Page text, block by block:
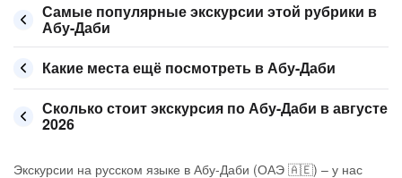
Самые популярные экскурсии этой рубрики в
Абу-Даби
Какие места ещё посмотреть в Абу-Даби
Сколько стоит экскурсия по Абу-Даби в августе
2026
Экскурсии на русском языке в Абу-Даби (ОАЭ 🇦🇪) – у нас